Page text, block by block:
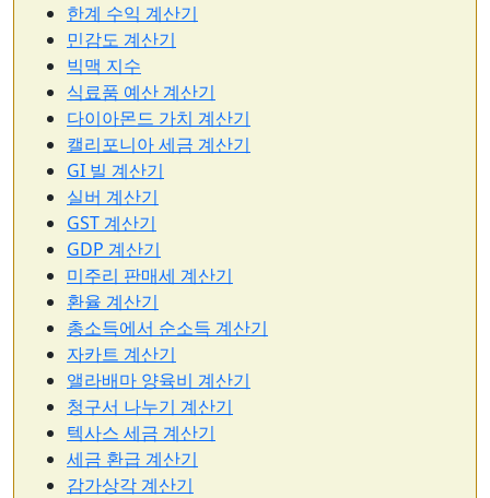
한계 수익 계산기
민감도 계산기
빅맥 지수
식료품 예산 계산기
다이아몬드 가치 계산기
캘리포니아 세금 계산기
GI 빌 계산기
실버 계산기
GST 계산기
GDP 계산기
미주리 판매세 계산기
환율 계산기
총소득에서 순소득 계산기
자카트 계산기
앨라배마 양육비 계산기
청구서 나누기 계산기
텍사스 세금 계산기
세금 환급 계산기
감가상각 계산기